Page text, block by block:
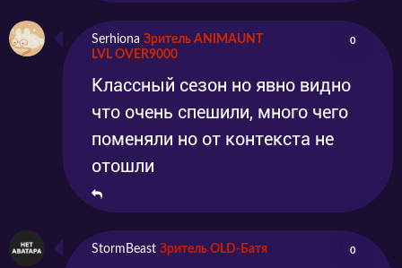
Serhiona Зритель ANIMAUNT
LVL OVER9000
0
Классный сезон но явно видно
что очень спешили, много чего
поменяли но от контекста не
отошли
StormBeast Зритель OLD-Батя 0